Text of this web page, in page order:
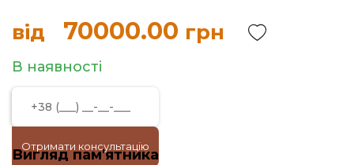
від 70000.00 грн
В наявності
Отримати консультацію
Вигляд пам'ятника